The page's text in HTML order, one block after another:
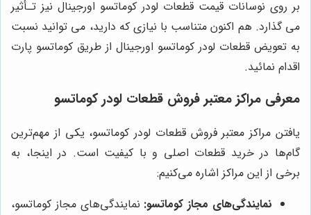
بر روی نوسانات قیمت قطعات لودر کوماتسو اورجینال نیز تـأثیر
می گذارد. هم اکنون متناسب با نیازی که دارید، می توانید نسبت
به تعویض قطعات لودر کوماتسو اورجینال از طریق کوماتسو پارت
اقدام نمائید.
معرفی مراکز معتبر فروش قطعات لودر کوماتسو
یافتن مراکز معتبر فروش قطعات لودر کوماتسو، یکی از مهم‌ترین
گام‌ها در خرید قطعات اصلی و با کیفیت است. در اینجا، به
برخی از این مراکز اشاره می‌کنیم:
نمایندگی‌های مجاز کوماتسو: نمایندگی‌های مجاز کوماتسو،